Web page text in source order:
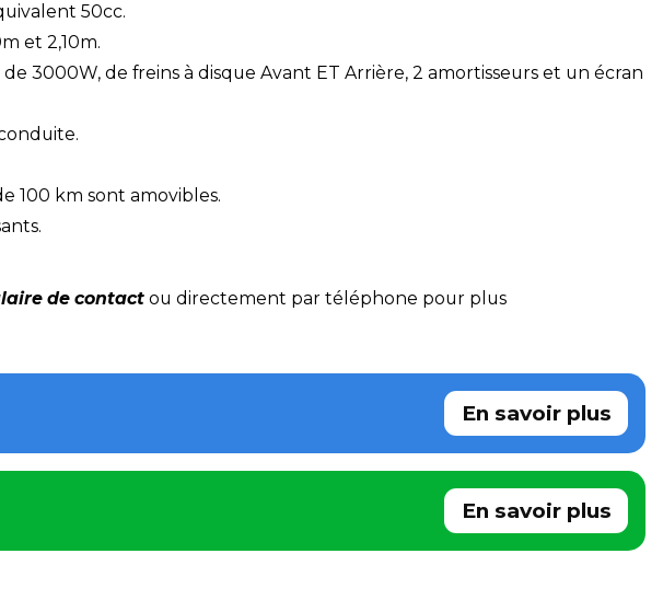
50cc.
et 2,10m.
3000W, de freins à disque Avant ET Arrière, 2 amortisseurs et un écran
100 km sont amovibles.
de contactou directement par téléphone pour plus
En savoir plus
En savoir plus